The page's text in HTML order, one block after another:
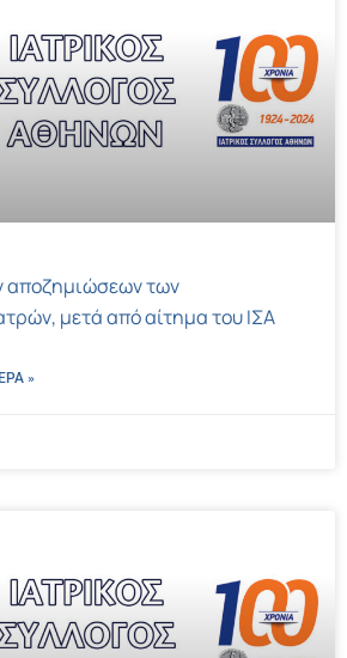
αποζημιώσεων των
μετά από αίτημα του ΙΣΑ
»